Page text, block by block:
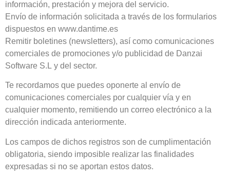
información, prestación y mejora del servicio.
Envío de información solicitada a través de los formularios
dispuestos en www.dantime.es
Remitir boletines (newsletters), así como comunicaciones
comerciales de promociones y/o publicidad de Danzai
Software S.L y del sector.
Te recordamos que puedes oponerte al envío de
comunicaciones comerciales por cualquier vía y en
cualquier momento, remitiendo un correo electrónico a la
dirección indicada anteriormente.
Los campos de dichos registros son de cumplimentación
obligatoria, siendo imposible realizar las finalidades
expresadas si no se aportan estos datos.